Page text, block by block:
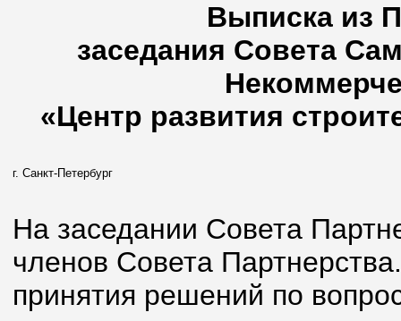
Выписка из
заседания Совета
«Центр развития
г. Санкт-Петербург
На заседании Совета
членов Совета
принятия решений по